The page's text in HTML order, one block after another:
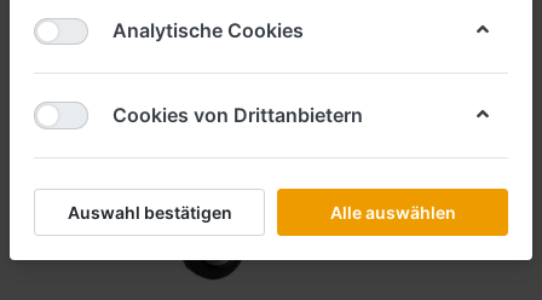
Analytische Cookies
Cookies von Drittanbietern
Auswahl bestätigen Alle auswählen